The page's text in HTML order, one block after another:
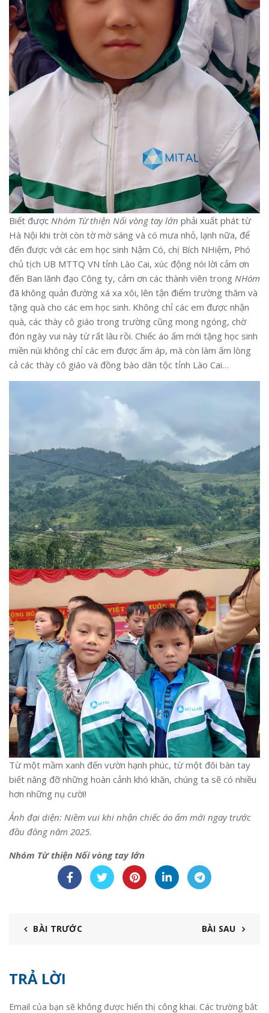
Biết được Nhóm Từ thiện Nối vòng tay lớn phải xuất phát từ
Hà Nội khi trời còn tờ mờ sáng và có mưa nhỏ, lạnh nữa, để
đến được với các em học sinh Nậm Có, chị Bích NHiệm, Phó
chủ tịch UB MTTQ VN tỉnh Lào Cai, xúc động nói lời cảm ơn
đến Ban lãnh đạo Công ty, cảm ơn các thành viên trong NHóm
đã không quản đường xá xa xôi, lên tận điểm trường thăm và
tặng quà cho các em học sinh. Không chỉ các em được nhận
quà, các thày cô giáo trong trường cũng mong ngóng, chờ
đón ngày vui này từ rất lâu rồi. Chiếc áo ấm mới tặng học sinh
miền núi không chỉ các em được ấm áp, mà còn làm ấm lòng
cả các thày cô giáo và đồng bào dân tộc tỉnh Lào Cai…
Từ một mầm xanh đến vườn hạnh phúc, từ một đôi bàn tay
biết nâng đỡ những hoàn cảnh khó khăn, chúng ta sẽ có nhiều
hơn những nụ cười!
Ảnh đại diện: Niềm vui khi nhận chiếc áo ấm mới ngay trước
đầu đông năm 2025.
Nhóm Từ thiện Nối vòng tay lớn
BÀI TRƯỚC BÀI SAU
TRẢ LỜI
Email của bạn sẽ không được hiển thị công khai. Các trường bắt